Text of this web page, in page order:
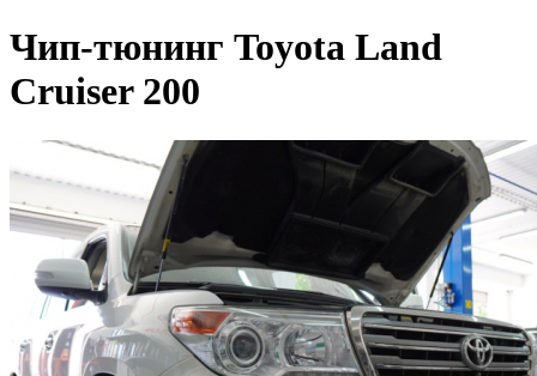
Чип-тюнинг Toyota Land
Cruiser 200